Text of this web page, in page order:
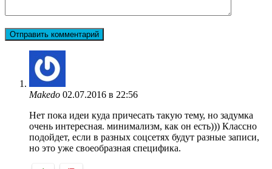
Makedo 02.07.2016 в 22:56
Нет пока идеи куда причесать такую тему, но задумка
очень интересная. минимализм, как он есть))) Классно
подойдет, если в разных соцсетях будут разные записи,
но это уже своеобразная специфика.